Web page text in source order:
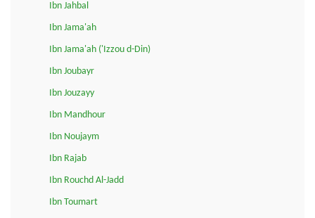
Ibn Jahbal
Ibn Jama'ah
Ibn Jama'ah ('Izzou d-Din)
Ibn Joubayr
Ibn Jouzayy
Ibn Mandhour
Ibn Noujaym
Ibn Rajab
Ibn Rouchd Al-Jadd
Ibn Toumart